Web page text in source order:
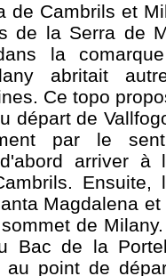
de Cambrils et
de la Serra de
la
abritait
Ce topo
départ de
par le
arriver à
Ensuite,
Magdalena
de
Bac de la
au point de